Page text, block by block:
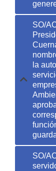
SO/
la
SO/